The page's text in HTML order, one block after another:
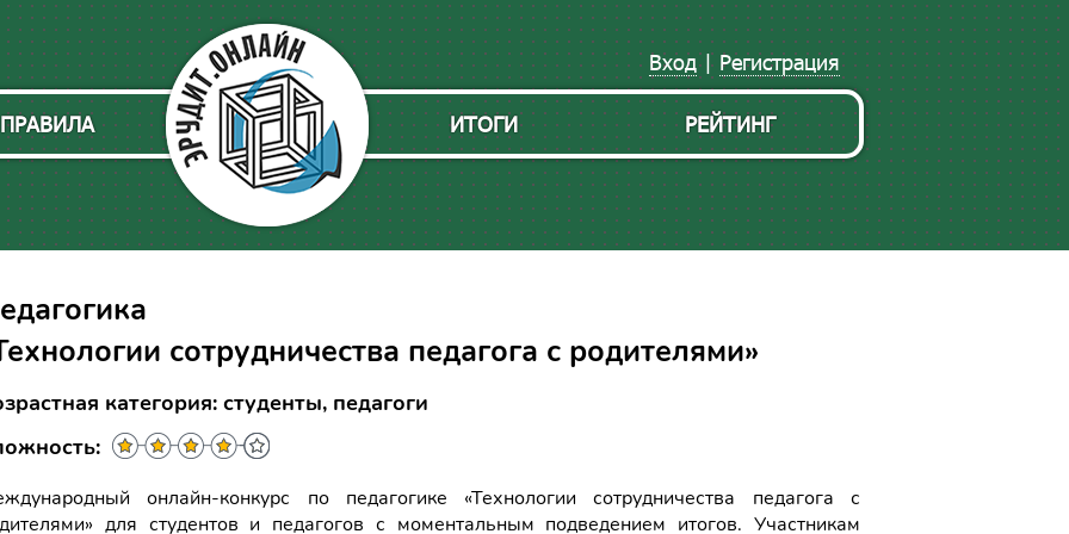
Регистрация
|
Вход
ПРАВИЛА РЕЙТИНГ
ИТОГИ
сотрудничества педагога с родителями»
категория: студенты, педагоги
онлайн-конкурс по педагогике «Технологии сотрудничества педагога с
для студентов и педагогов с моментальным подведением итогов. Участникам